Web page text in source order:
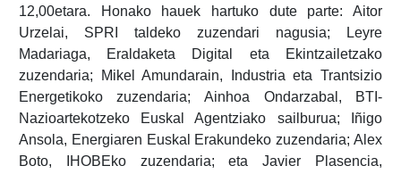
12,00etara. Honako hauek hartuko dute parte: Aitor
Urzelai, SPRI taldeko zuzendari nagusia; Leyre
Madariaga, Eraldaketa Digital eta Ekintzailetzako
zuzendaria; Mikel Amundarain, Industria eta Trantsizio
Energetikoko zuzendaria; Ainhoa Ondarzabal, BTI-
Nazioartekotzeko Euskal Agentziako sailburua; Iñigo
Ansola, Energiaren Euskal Erakundeko zuzendaria; Alex
Boto, IHOBEko zuzendaria; eta Javier Plasencia,